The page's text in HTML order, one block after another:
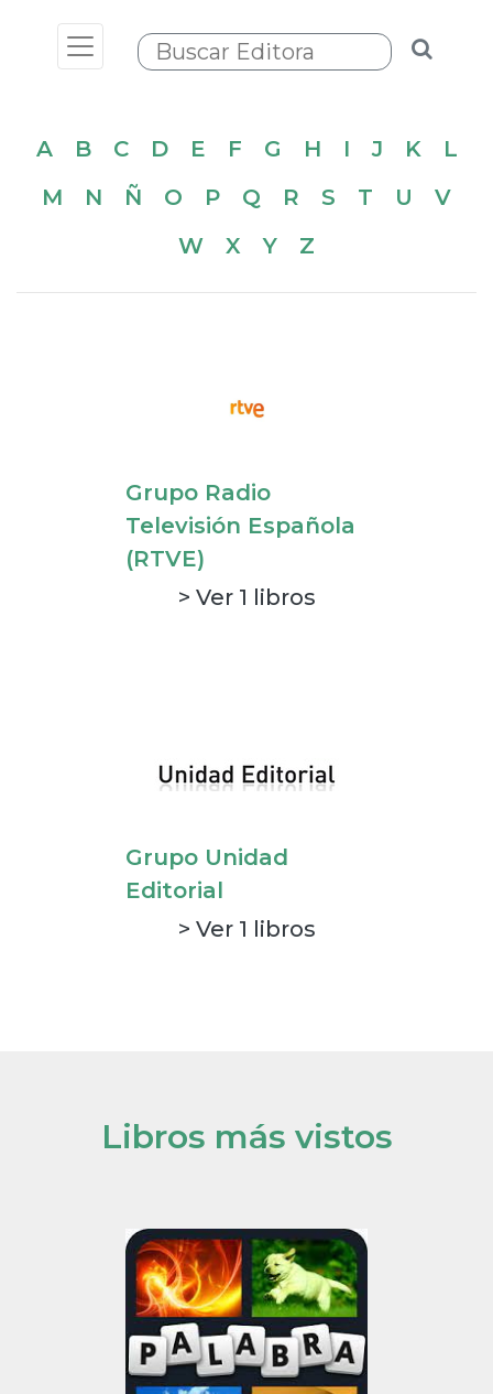
Toggle navigation
A B C D E F G H I J K
L
M
N Ñ O P Q R S T U
V
W
X Y Z
Grupo Radio
Televisión Española
(RTVE)
> Ver 1 libros
Grupo Unidad
Editorial
> Ver 1 libros
Libros más vistos